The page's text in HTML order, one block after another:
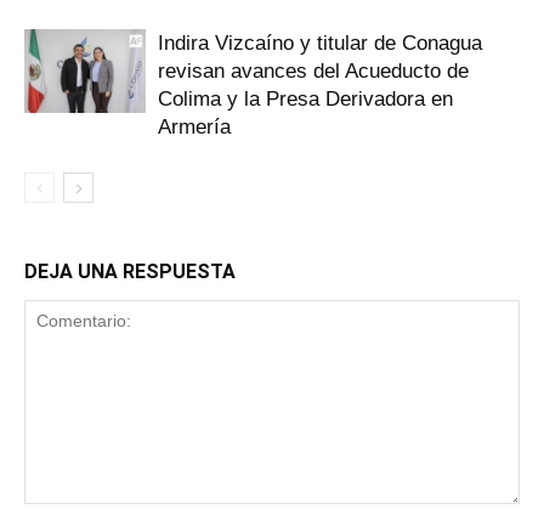
Indira Vizcaíno y titular de Conagua
revisan avances del Acueducto de
Colima y la Presa Derivadora en
Armería
DEJA UNA RESPUESTA